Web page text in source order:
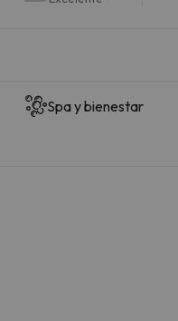
Spa y bienestar